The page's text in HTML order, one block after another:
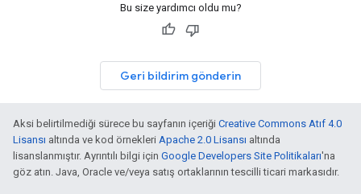
Bu size yardımcı oldu mu?
Geri bildirim gönderin
Aksi belirtilmediği sürece bu sayfanın içeriği Creative Commons Atıf 4.0
Lisansı altında ve kod örnekleri Apache 2.0 Lisansı altında
lisanslanmıştır. Ayrıntılı bilgi için Google Developers Site Politikaları'na
göz atın. Java, Oracle ve/veya satış ortaklarının tescilli ticari markasıdır.